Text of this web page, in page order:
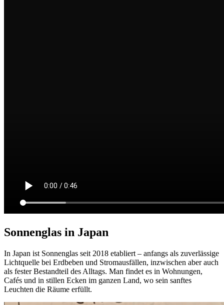
Sonnenglas in Japan
In Japan ist Sonnenglas seit 2018 etabliert – anfangs als zuverlässige
Lichtquelle bei Erdbeben und Stromausfällen, inzwischen aber auch
als fester Bestandteil des Alltags. Man findet es in Wohnungen,
Cafés und in stillen Ecken im ganzen Land, wo sein sanftes
Leuchten die Räume erfüllt.